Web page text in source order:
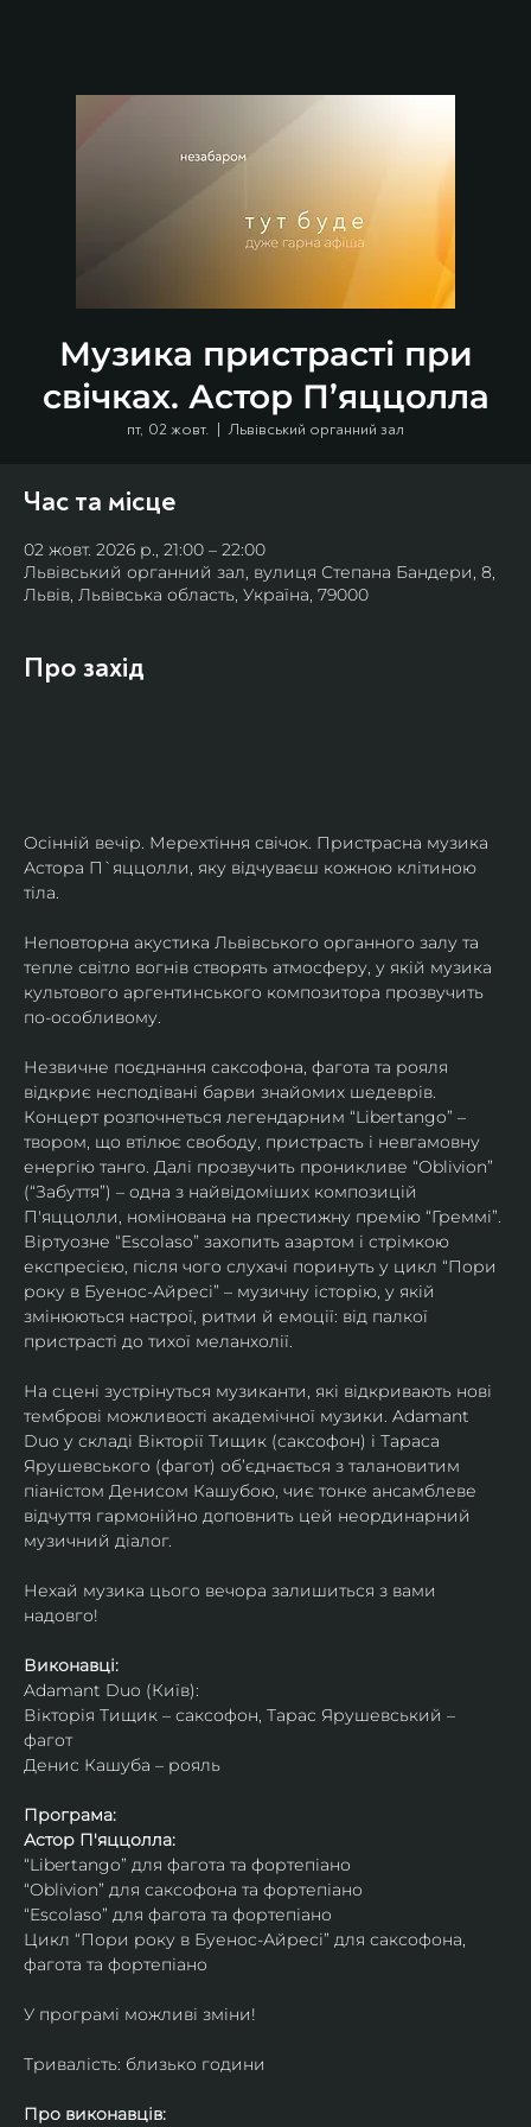
Музика пристрасті при
свічках. Астор П’яццолла
пт, 02 жовт.
  |
Львівський органний зал
Час та місце
02 жовт. 2026 р., 21:00 – 22:00
Львівський органний зал, вулиця Степана Бандери, 8,
Львів, Львівська область, Україна, 79000
Про захід
Осінній вечір. Мерехтіння свічок. Пристрасна музика
Астора П`яццолли, яку відчуваєш кожною клітиною
тіла.
Неповторна акустика Львівського органного залу та
тепле світло вогнів створять атмосферу, у якій музика
культового аргентинського композитора прозвучить
по-особливому.
Незвичне поєднання саксофона, фагота та рояля
відкриє несподівані барви знайомих шедеврів.
Концерт розпочнеться легендарним “Libertango” –
твором, що втілює свободу, пристрасть і невгамовну
енергію танго. Далі прозвучить проникливе “Oblivion”
(“Забуття”) – одна з найвідоміших композицій
П'яццолли, номінована на престижну премію “Греммі”.
Віртуозне “Escolaso” захопить азартом і стрімкою
експресією, після чого слухачі поринуть у цикл “Пори
року в Буенос-Айресі” – музичну історію, у якій
змінюються настрої, ритми й емоції: від палкої
пристрасті до тихої меланхолії.
На сцені зустрінуться музиканти, які відкривають нові
темброві можливості академічної музики. Adamant
Duo у складі Вікторії Тищик (саксофон) і Тараса
Ярушевського (фагот) об’єднається з талановитим
піаністом Денисом Кашубою, чиє тонке ансамблеве
відчуття гармонійно доповнить цей неординарний
музичний діалог.
Нехай музика цього вечора залишиться з вами
надовго!
Виконавці:
Adamant Duo (Київ):
Вікторія Тищик – саксофон, Тарас Ярушевський –
фагот
Денис Кашуба – рояль
Програма:
Астор П'яццолла:
“Libertango” для фагота та фортепіано
“Oblivion” для саксофона та фортепіано
“Escolaso” для фагота та фортепіано
Цикл “Пори року в Буенос-Айресі” для саксофона,
фагота та фортепіано
У програмі можливі зміни!
Тривалість: близько години
Про виконавців: